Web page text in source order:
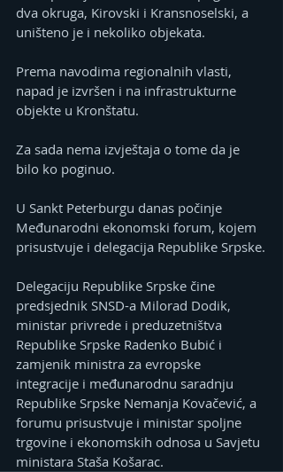
dva okruga, Kirovski i Kransnoselski, a
uništeno je i nekoliko objekata.
Prema navodima regionalnih vlasti,
napad je izvršen i na infrastrukturne
objekte u Kronštatu.
Za sada nema izvještaja o tome da je
bilo ko poginuo.
U Sankt Peterburgu danas počinje
Međunarodni ekonomski forum, kojem
prisustvuje i delegacija Republike Srpske.
Delegaciju Republike Srpske čine
predsjednik SNSD-a Milorad Dodik,
ministar privrede i preduzetništva
Republike Srpske Radenko Bubić i
zamjenik ministra za evropske
integracije i međunarodnu saradnju
Republike Srpske Nemanja Kovačević, a
forumu prisustvuje i ministar spoljne
trgovine i ekonomskih odnosa u Savjetu
ministara Staša Košarac.